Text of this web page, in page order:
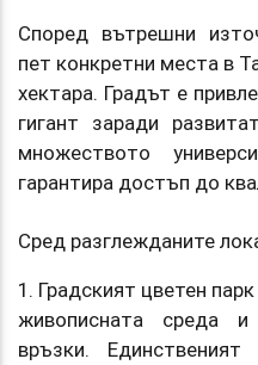
Според вътрешни
пет конкретни места в
хектара. Градът е
гигант заради
множеството
гарантира достъп до
Сред разглежданите
1. Градският цветен
живописната среда и
връзки.